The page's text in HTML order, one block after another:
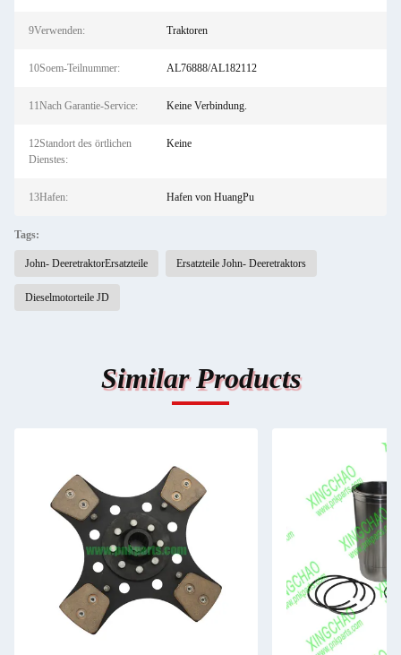
9Verwenden: Traktoren
10Soem-Teilnummer: AL76888/AL182112
11Nach Garantie-Service: Keine Verbindung.
12Standort des örtlichen
Dienstes:
Keine
13Hafen: Hafen von HuangPu
Tags:
John- DeeretraktorErsatzteile Ersatzteile John- Deeretraktors
Dieselmotorteile JD
Similar Products